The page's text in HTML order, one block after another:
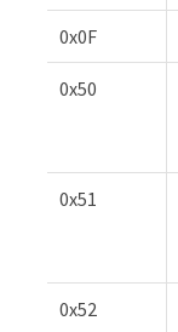
0x0F
0x50
0x51
0x52